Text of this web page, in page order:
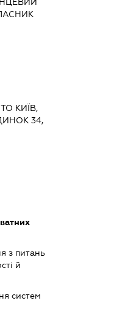
КИЇВ,
34,
з питань
й
систем